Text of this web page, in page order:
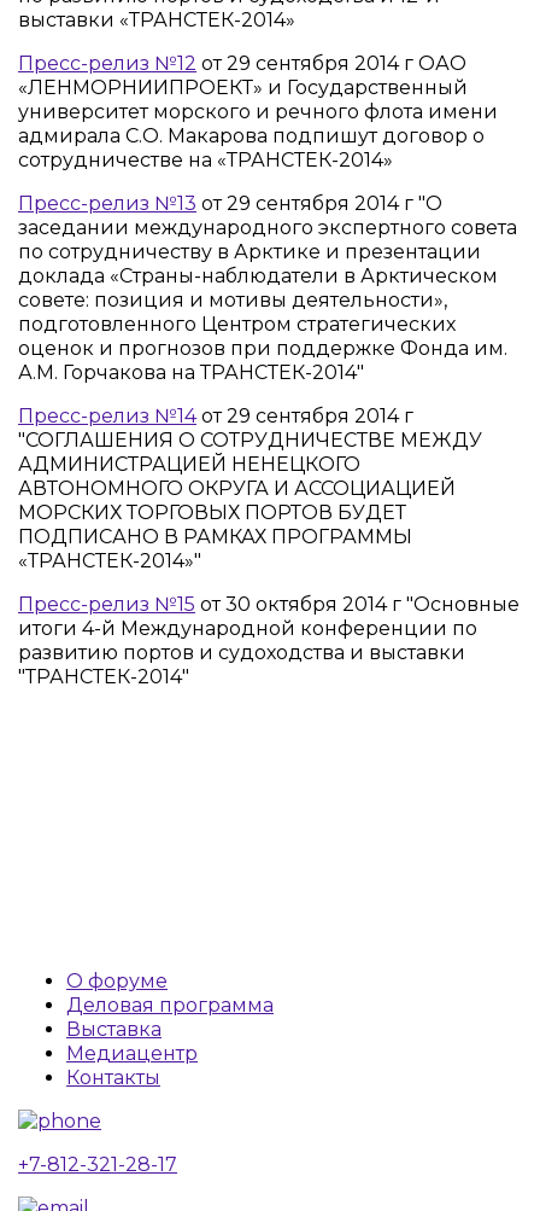
выставки «ТРАНСТЕК-2014»
Пресс-релиз №12 от 29 сентября 2014 г ОАО
«ЛЕНМОРНИИПРОЕКТ» и Государственный
университет морского и речного флота имени
адмирала С.О. Макарова подпишут договор о
сотрудничестве на «ТРАНСТЕК-2014»
Пресс-релиз №13 от 29 сентября 2014 г "О
заседании международного экспертного совета
по сотрудничеству в Арктике и презентации
доклада «Страны-наблюдатели в Арктическом
совете: позиция и мотивы деятельности»,
подготовленного Центром стратегических
оценок и прогнозов при поддержке Фонда им.
А.М. Горчакова на ТРАНСТЕК-2014"
Пресс-релиз №14от 29 сентября 2014 г
"СОГЛАШЕНИЯ О СОТРУДНИЧЕСТВЕ МЕЖДУ
АДМИНИСТРАЦИЕЙ НЕНЕЦКОГО
АВТОНОМНОГО ОКРУГА И АССОЦИАЦИЕЙ
МОРСКИХ ТОРГОВЫХ ПОРТОВ БУДЕТ
ПОДПИСАНО В РАМКАХ ПРОГРАММЫ
«ТРАНСТЕК-2014»"
Пресс-релиз №15 от 30 октября 2014 г "Основные
итоги 4-й Международной конференции по
развитию портов и судоходства и выставки
"ТРАНСТЕК-2014"
О форуме
Деловая программа
Выставка
Медиацентр
Контакты
+7-812-321-28-17